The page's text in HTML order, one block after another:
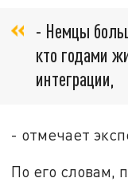
- Немцы
кто годами
интеграции,
- отмечает
По его словам,